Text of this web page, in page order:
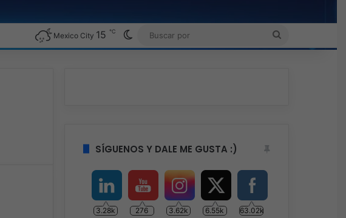
Mexico City 15 ℃ Switch skin
BUSCAR
SÍGUENOS Y DALE ME GUSTA :)
3.28k 276 3.62k 6.55k 63.02k